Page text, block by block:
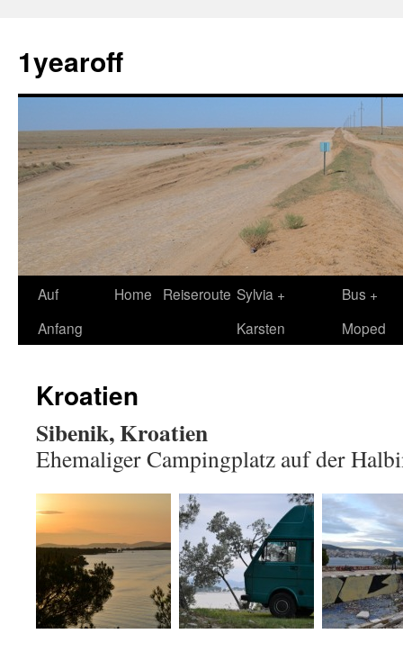
1yearoff
Springe
zum
Auf
Anfang
Home Reiseroute Sylvia +
Karsten
Bus +
Moped
Kroatien
Sibenik, Kroatien
Ehemaliger Campingplatz auf der